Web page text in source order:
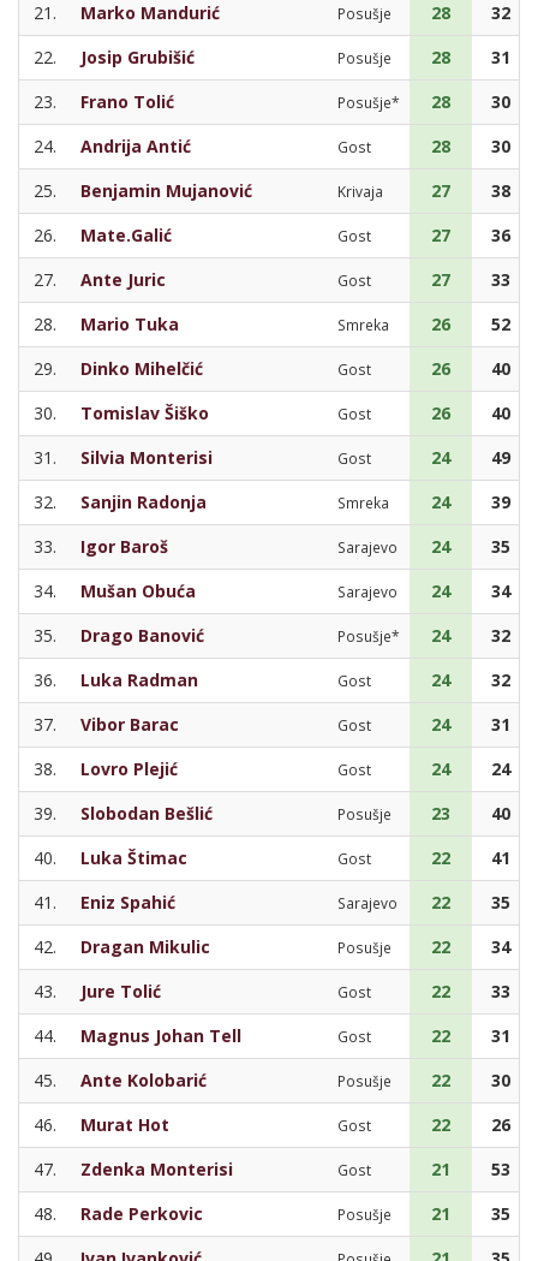
21.
Marko Mandurić Posušje 28
32
22.
Josip Grubišić Posušje 28
31
23.
Frano Tolić Posušje* 28
30
24.
Andrija Antić Gost 28
30
25.
Benjamin Mujanović Krivaja 27
38
26.
Mate.Galić Gost 27
36
27.
Ante Juric Gost 27
33
28.
Mario Tuka Smreka 26
52
29.
Dinko Mihelčić Gost 26
40
30.
Tomislav Šiško Gost 26
40
31.
Silvia Monterisi Gost 24
49
32.
Sanjin Radonja Smreka 24
39
33.
Igor Baroš Sarajevo 24
35
34.
Mušan Obuća Sarajevo 24
34
35.
Drago Banović Posušje* 24
32
36.
Luka Radman Gost 24
32
37.
Vibor Barac Gost 24
31
38.
Lovro Plejić Gost 24
24
39.
Slobodan Bešlić Posušje 23
40
40.
Luka Štimac Gost 22
41
41.
Eniz Spahić Sarajevo 22
35
42.
Dragan Mikulic Posušje 22
34
43.
Jure Tolić Gost 22
33
44.
Magnus Johan Tell Gost 22
31
45.
Ante Kolobarić Posušje 22
30
46.
Murat Hot Gost 22
26
47.
Zdenka Monterisi Gost 21
53
48.
Rade Perkovic Posušje 21
35